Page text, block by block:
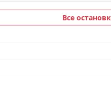
Все